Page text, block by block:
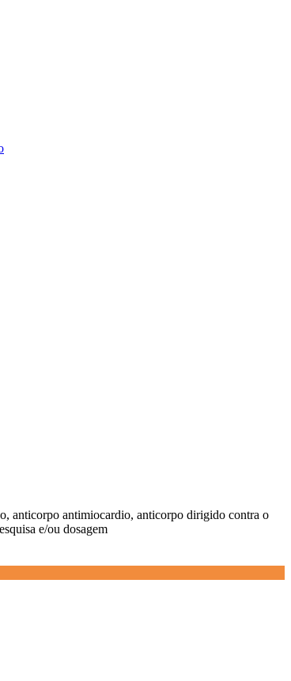
anticorpo antimiocardio, anticorpo dirigido contra o
e/ou dosagem